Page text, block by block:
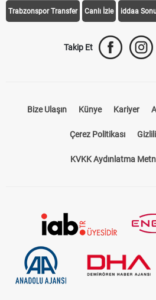
Trabzonspor Transfer Canlı İzle iddaa
Takip Et
Bize Ulaşın Künye Kariyer
Çerez Politikası
KVKK Aydınlatma